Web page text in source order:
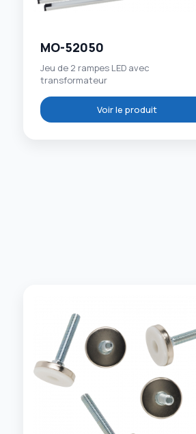
MO-52050
Jeu de 2 rampes LED avec
transformateur
Voir le produit